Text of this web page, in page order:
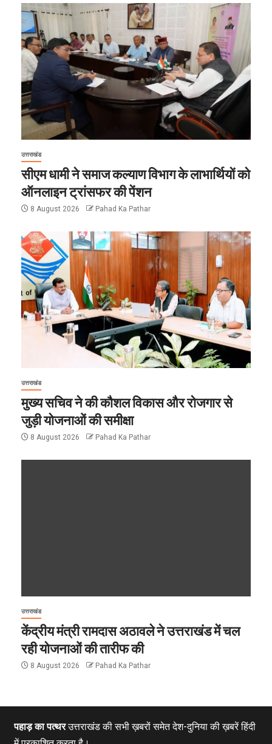
उत्तराखंड
सीएम धामी ने समाज कल्याण विभाग के लाभार्थियों को
ऑनलाइन ट्रांसफर की पेंशन
8 August 2026 Pahad Ka Pathar
उत्तराखंड
मुख्य सचिव ने की कौशल विकास और रोजगार से
जुड़ी योजनाओं की समीक्षा
8 August 2026 Pahad Ka Pathar
उत्तराखंड
केंद्रीय मंत्री रामदास अठावले ने उत्तराखंड में चल
रही योजनाओं की तारीफ की
8 August 2026 Pahad Ka Pathar
पहाड़ का पत्थरउत्तराखंड की सभी ख़बरों समेत देश-दुनिया की ख़बरें हिंदी